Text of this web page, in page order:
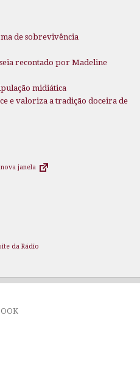
de sobrevivência
recontado por Madeline
midiática
e valoriza a tradição doceira de
janela
da Rádio